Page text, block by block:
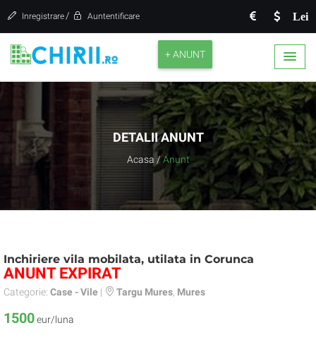
Lei
Inregistrare / Auntentificare
+ ANUNT
DETALII ANUNT
Acasa / Anunt
Inchiriere vila mobilata, utilata in Corunca
ANUNT EXPIRAT
Categorie: Case - Vile | Targu Mures Mures
1500eur/luna